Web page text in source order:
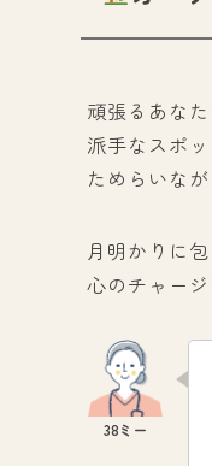
頑張るあなた
派手なスポ
ためらいな
月明かりに
心のチャージ